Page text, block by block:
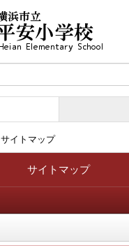
サイトマップ
サイトマップ